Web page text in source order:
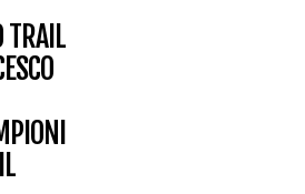
TRAIL